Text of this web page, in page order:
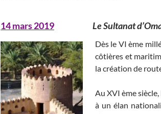
14 mars 2019 Le Sultanat
Dès le VI ème
côtières et
la création de
Au XVI ème
à un élan